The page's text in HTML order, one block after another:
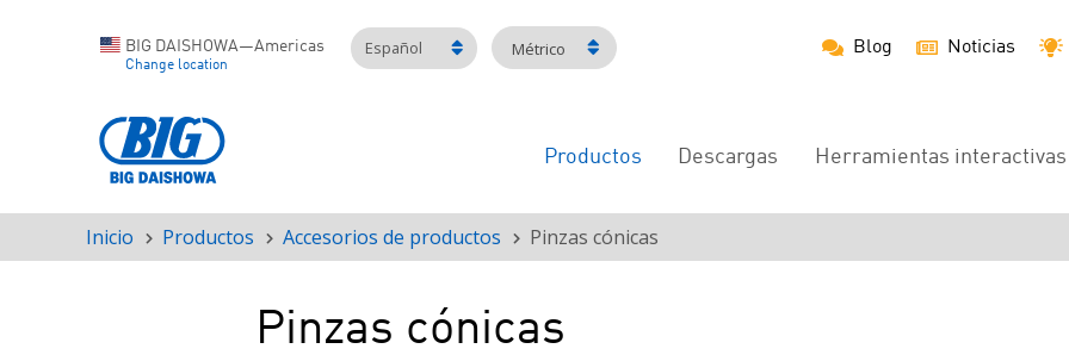
BIG DAISHOWA—Americas
Change location
Español Métrico Blog Noticias
Navegación
Productos Descargas Herramientas interactivas
Ruta
de
Inicio Productos Accesorios de productos Pinzas cónicas
Pinzas cónicas